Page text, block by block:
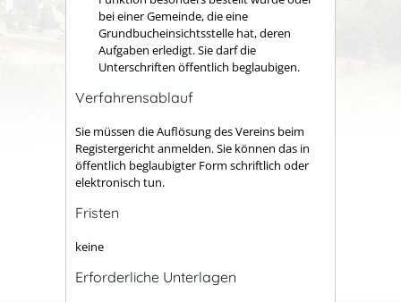
bei einer Gemeinde, die eine
Grundbucheinsichtsstelle hat, deren
Aufgaben erledigt. Sie darf die
Unterschriften öffentlich beglaubigen.
Verfahrensablauf
Sie müssen die Auflösung des Vereins beim
Registergericht anmelden. Sie können das in
öffentlich beglaubigter Form schriftlich oder
elektronisch tun.
Fristen
keine
Erforderliche Unterlagen